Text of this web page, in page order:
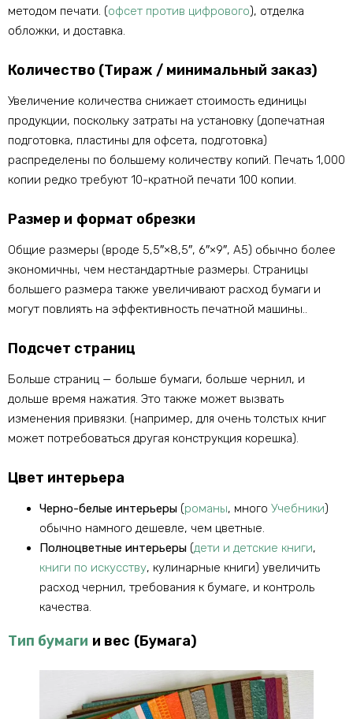
методом печати. (офсет против цифрового), отделка
обложки, и доставка.
Количество (Тираж / минимальный заказ)
Увеличение количества снижает стоимость единицы
продукции, поскольку затраты на установку (допечатная
подготовка, пластины для офсета, подготовка)
распределены по большему количеству копий. Печать 1,000
копии редко требуют 10-кратной печати 100 копии.
Размер и формат обрезки
Общие размеры (вроде 5,5″×8,5″, 6″×9″, A5) обычно более
экономичны, чем нестандартные размеры. Страницы
большего размера также увеличивают расход бумаги и
могут повлиять на эффективность печатной машины..
Подсчет страниц
Больше страниц — больше бумаги, больше чернил, и
дольше время нажатия. Это также может вызвать
изменения привязки. (например, для очень толстых книг
может потребоваться другая конструкция корешка).
Цвет интерьера
Черно-белые интерьеры (романы, много Учебники)
обычно намного дешевле, чем цветные.
Полноцветные интерьеры (дети и детские книги,
книги по искусству, кулинарные книги) увеличить
расход чернил, требования к бумаге, и контроль
качества.
Тип бумаги и вес (Бумага)